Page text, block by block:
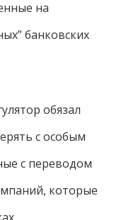
на
банковских
обязал
с особым
с переводом
которые